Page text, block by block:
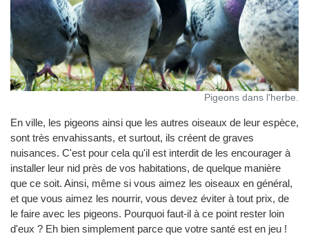
Pigeons dans l'herbe.
En ville, les pigeons ainsi que les autres oiseaux de leur espèce,
sont très envahissants, et surtout, ils créent de graves
nuisances. C'est pour cela qu'il est interdit de les encourager à
installer leur nid près de vos habitations, de quelque manière
que ce soit. Ainsi, même si vous aimez les oiseaux en général,
et que vous aimez les nourrir, vous devez éviter à tout prix, de
le faire avec les pigeons. Pourquoi faut-il à ce point rester loin
d'eux ? Eh bien simplement parce que votre santé est en jeu !